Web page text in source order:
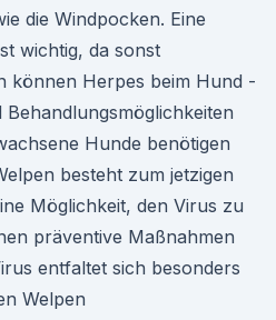
die Windpocken. Eine
wichtig, da sonst
können Herpes beim Hund -
Hunde benötigen
besteht zum jetzigen
Möglichkeit, den Virus zu
präventive Maßnahmen
entfaltet sich besonders
Welpen